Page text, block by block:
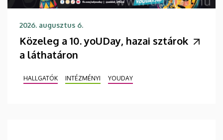
2026. augusztus 6.
Közeleg a 10. yoUDay, hazai sztárok
a láthatáron
HALLGATÓK INTÉZMÉNYI YOUDAY